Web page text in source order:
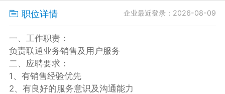
职位详情 企业最近登录：2026-08-09
一、工作职责：
负责联通业务销售及用户服务
二、应聘要求：
1、有销售经验优先
2、有良好的服务意识及沟通能力